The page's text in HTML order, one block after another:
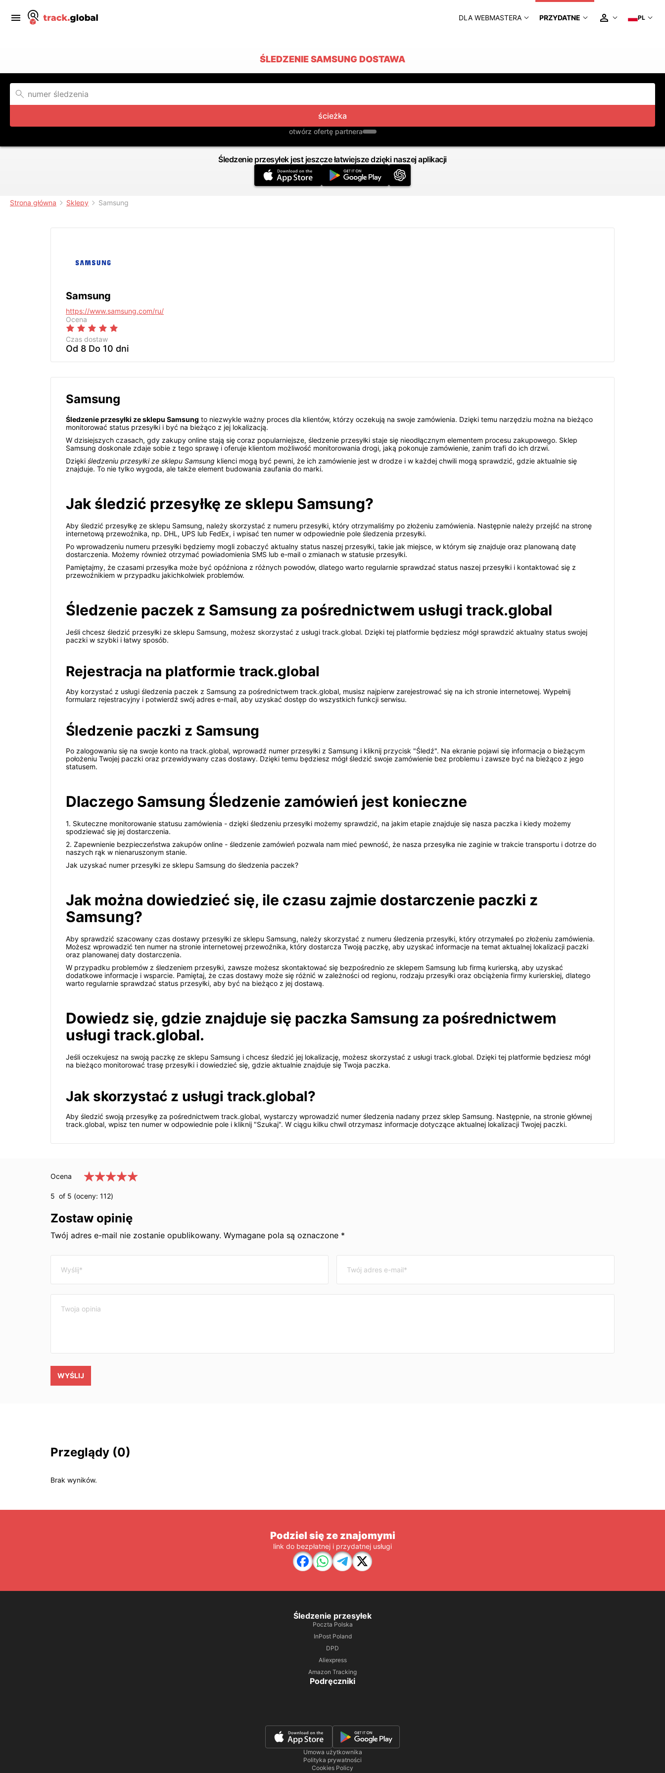
DLA WEBMASTERA PRZYDATNE PL
ŚLEDZENIE SAMSUNG DOSTAWA
ścieżka
otwórz ofertę partnera
Śledzenie przesyłek jest jeszcze łatwiejsze dzięki naszej aplikacji
Strona główna Sklepy Samsung
Samsung
https://www.samsung.com/ru/
Ocena
Czas dostaw
Od 8 Do 10 dni
Samsung
Śledzenie przesyłki ze sklepu Samsung to niezwykle ważny proces dla klientów, którzy oczekują na swoje zamówienia. Dzięki temu narzędziu można na bieżąco
monitorować status przesyłki i być na bieżąco z jej lokalizacją.
W dzisiejszych czasach, gdy zakupy online stają się coraz popularniejsze, śledzenie przesyłki staje się nieodłącznym elementem procesu zakupowego. Sklep
Samsung doskonale zdaje sobie z tego sprawę i oferuje klientom możliwość monitorowania drogi, jaką pokonuje zamówienie, zanim trafi do ich drzwi.
Dzięki śledzeniu przesyłki ze sklepu Samsung klienci mogą być pewni, że ich zamówienie jest w drodze i w każdej chwili mogą sprawdzić, gdzie aktualnie się
znajduje. To nie tylko wygoda, ale także element budowania zaufania do marki.
Jak śledzić przesyłkę ze sklepu Samsung?
Aby śledzić przesyłkę ze sklepu Samsung, należy skorzystać z numeru przesyłki, który otrzymaliśmy po złożeniu zamówienia. Następnie należy przejść na stronę
internetową przewoźnika, np. DHL, UPS lub FedEx, i wpisać ten numer w odpowiednie pole śledzenia przesyłki.
Po wprowadzeniu numeru przesyłki będziemy mogli zobaczyć aktualny status naszej przesyłki, takie jak miejsce, w którym się znajduje oraz planowaną datę
dostarczenia. Możemy również otrzymać powiadomienia SMS lub e-mail o zmianach w statusie przesyłki.
Pamiętajmy, że czasami przesyłka może być opóźniona z różnych powodów, dlatego warto regularnie sprawdzać status naszej przesyłki i kontaktować się z
przewoźnikiem w przypadku jakichkolwiek problemów.
Śledzenie paczek z Samsung za pośrednictwem usługi track.global
Jeśli chcesz śledzić przesyłki ze sklepu Samsung, możesz skorzystać z usługi track.global. Dzięki tej platformie będziesz mógł sprawdzić aktualny status swojej
paczki w szybki i łatwy sposób.
Rejestracja na platformie track.global
Aby korzystać z usługi śledzenia paczek z Samsung za pośrednictwem track.global, musisz najpierw zarejestrować się na ich stronie internetowej. Wypełnij
formularz rejestracyjny i potwierdź swój adres e-mail, aby uzyskać dostęp do wszystkich funkcji serwisu.
Śledzenie paczki z Samsung
Po zalogowaniu się na swoje konto na track.global, wprowadź numer przesyłki z Samsung i kliknij przycisk "Śledź". Na ekranie pojawi się informacja o bieżącym
położeniu Twojej paczki oraz przewidywany czas dostawy. Dzięki temu będziesz mógł śledzić swoje zamówienie bez problemu i zawsze być na bieżąco z jego
statusem.
Dlaczego Samsung Śledzenie zamówień jest konieczne
1. Skuteczne monitorowanie statusu zamówienia - dzięki śledzeniu przesyłki możemy sprawdzić, na jakim etapie znajduje się nasza paczka i kiedy możemy
spodziewać się jej dostarczenia.
2. Zapewnienie bezpieczeństwa zakupów online - śledzenie zamówień pozwala nam mieć pewność, że nasza przesyłka nie zaginie w trakcie transportu i dotrze do
naszych rąk w nienaruszonym stanie.
Jak uzyskać numer przesyłki ze sklepu Samsung do śledzenia paczek?
Jak można dowiedzieć się, ile czasu zajmie dostarczenie paczki z
Samsung?
Aby sprawdzić szacowany czas dostawy przesyłki ze sklepu Samsung, należy skorzystać z numeru śledzenia przesyłki, który otrzymałeś po złożeniu zamówienia.
Możesz wprowadzić ten numer na stronie internetowej przewoźnika, który dostarcza Twoją paczkę, aby uzyskać informacje na temat aktualnej lokalizacji paczki
oraz planowanej daty dostarczenia.
W przypadku problemów z śledzeniem przesyłki, zawsze możesz skontaktować się bezpośrednio ze sklepem Samsung lub firmą kurierską, aby uzyskać
dodatkowe informacje i wsparcie. Pamiętaj, że czas dostawy może się różnić w zależności od regionu, rodzaju przesyłki oraz obciążenia firmy kurierskiej, dlatego
warto regularnie sprawdzać status przesyłki, aby być na bieżąco z jej dostawą.
Dowiedz się, gdzie znajduje się paczka Samsung za pośrednictwem
usługi track.global.
Jeśli oczekujesz na swoją paczkę ze sklepu Samsung i chcesz śledzić jej lokalizację, możesz skorzystać z usługi track.global. Dzięki tej platformie będziesz mógł
na bieżąco monitorować trasę przesyłki i dowiedzieć się, gdzie aktualnie znajduje się Twoja paczka.
Jak skorzystać z usługi track.global?
Aby śledzić swoją przesyłkę za pośrednictwem track.global, wystarczy wprowadzić numer śledzenia nadany przez sklep Samsung. Następnie, na stronie głównej
track.global, wpisz ten numer w odpowiednie pole i kliknij "Szukaj". W ciągu kilku chwil otrzymasz informacje dotyczące aktualnej lokalizacji Twojej paczki.
Ocena
5 of 5 (oceny: 112)
Zostaw opinię
Twój adres e-mail nie zostanie opublikowany. Wymagane pola są oznaczone *
WYŚLIJ
Przeglądy (0)
Brak wyników.
Podziel się ze znajomymi
link do bezpłatnej i przydatnej usługi
Śledzenie przesyłek
Poczta Polska
InPost Poland
DPD
Aliexpress
Amazon Tracking
Podręczniki
Umowa użytkownika
Polityka prywatności
Cookies Policy